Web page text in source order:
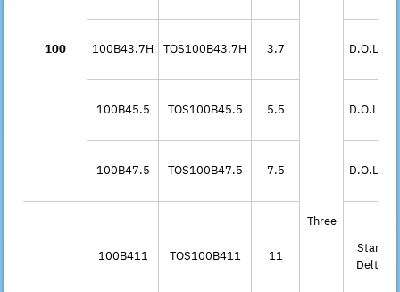
100
Three
100B43.7H TOS100B43.7H 3.7 D.O.L.
100B45.5 TOS100B45.5 5.5 D.O.L.
100B47.5 TOS100B47.5 7.5 D.O.L.
100B411 TOS100B411 11
Star-
Delta